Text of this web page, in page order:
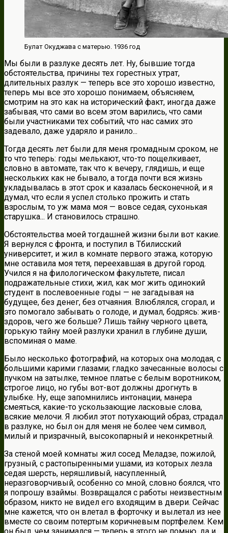
Булат Окуджава с матерью. 1936 год
Мы были в разлуке десять лет. Ну, бывшие тогда
обстоятельства, причины тех горестных утрат,
длительных разлук — теперь все это хорошо известно,
теперь мы все это хорошо понимаем, объясняем,
смотрим на это как на исторический факт, иногда даже
забывая, что сами во всем этом варились, что сами
были участниками тех событий, что нас самих это
задевало, даже ударяло и ранило...
Тогда десять лет были для меня громадным сроком, не
то что теперь: годы мелькают, что-то пощелкивает,
словно в автомате, так что к вечеру, глядишь, и еще
нескольких как не бывало, а тогда почти вся жизнь
укладывалась в этот срок и казалась бесконечной, и я
думал, что если я успел столько прожить и стать
взрослым, то уж мама моя — вовсе седая, сухонькая
старушка... И становилось страшно.
Обстоятельства моей тогдашней жизни были вот какие.
Я вернулся с фронта, и поступил в Тбилисский
университет, и жил в комнате первого этажа, которую
мне оставила моя тетя, переехавшая в другой город.
Учился я на филологическом факультете, писал
подражательные стихи, жил, как мог жить одинокий
студент в послевоенные годы — не загадывая на
будущее, без денег, без отчаяния. Влюблялся, сгорал, и
это помогало забывать о голоде, и думал, бодрясь: жив-
здоров, чего же больше? Лишь тайну черного цвета,
горькую тайну моей разлуки хранил в глубине души,
вспоминая о маме.
Было несколько фотографий, на которых она молодая, с
большими карими глазами; гладко зачесанные волосы с
пучком на затылке, темное платье с белым воротником,
строгое лицо, но губы вот-вот должны дрогнуть в
улыбке. Ну, еще запомнились интонации, манера
смеяться, какие-то ускользающие ласковые слова,
всякие мелочи. Я любил этот потухающий образ, страдал
в разлуке, но был он для меня не более чем символ,
милый и призрачный, высокопарный и неконкретный.
За стеной моей комнаты жил сосед Меладзе, пожилой,
грузный, с растопыренными ушами, из которых лезла
седая шерсть, неряшливый, насупленный,
неразговорчивый, особенно со мной, словно боялся, что
я попрошу взаймы. Возвращался с работы неизвестным
образом, никто не видел его входящим в двери. Сейчас
мне кажется, что он влетал в форточку и вылетал из нее
вместе со своим потертым коричневым портфелем. Кем